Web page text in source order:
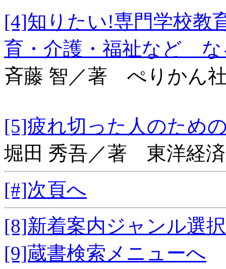
[4]知りたい!専門学校
育・介護・福祉など
斉藤 智／著 ぺりかん
[5]疲れ切った人の
堀田 秀吾／著 東洋経
[#]次頁へ
[8]新着案内ジャンル選
[9]蔵書検索メニューへ